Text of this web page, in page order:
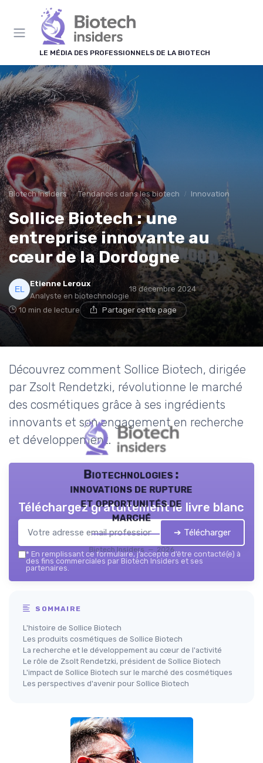
LE MÉDIA DES PROFESSIONNELS DE LA BIOTECH
Biotech Insiders Tendances dans les biotech Innovation
Sollice Biotech : une
entreprise innovante au
cœur de la Dordogne
Etienne Leroux
Analyste en biotechnologie
18 décembre 2024
10 min de lecture Partager cette page
Découvrez comment Sollice Biotech, dirigée
par Zsolt Rendetzki, révolutionne le marché
des cosmétiques grâce à ses ingrédients
innovants et son engagement en recherche
et développement.
Biotechnologies :
innovations de rupture
et opportunités de
marché
Biotech Insiders — 2026
Téléchargez gratuitement le livre blanc
➔ Télécharger
* En remplissant ce formulaire, j’accepte d’être contacté(e) à
des fins commerciales par Biotech Insiders et ses
partenaires.
SOMMAIRE
L'histoire de Sollice Biotech
Les produits cosmétiques de Sollice Biotech
La recherche et le développement au cœur de l'activité
Le rôle de Zsolt Rendetzki, président de Sollice Biotech
L'impact de Sollice Biotech sur le marché des cosmétiques
Les perspectives d'avenir pour Sollice Biotech
Panneau de gestion des cookies